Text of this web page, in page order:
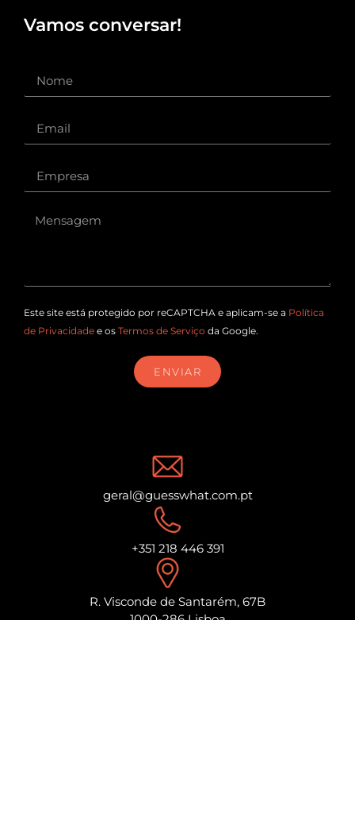
Vamos conversar!
Este site está protegido por reCAPTCHA e aplicam-se a Política
de Privacidade e os Termos de Serviço da Google.
ENVIAR
geral@guesswhat.com.pt
+351 218 446 391
R. Visconde de Santarém, 67B
1000-286 Lisboa